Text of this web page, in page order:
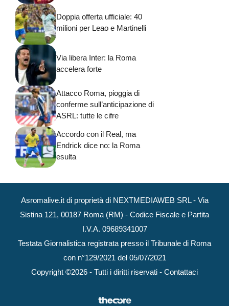
Doppia offerta ufficiale: 40
milioni per Leao e Martinelli
Via libera Inter: la Roma
accelera forte
Attacco Roma, pioggia di
conferme sull’anticipazione di
ASRL: tutte le cifre
Accordo con il Real, ma
Endrick dice no: la Roma
esulta
Asromalive.it di proprietà di NEXTMEDIAWEB SRL - Via
Sistina 121, 00187 Roma (RM) - Codice Fiscale e Partita
I.V.A. 09689341007
Testata Giornalistica registrata presso il Tribunale di Roma
con n°129/2021 del 05/07/2021
Copyright ©2026 - Tutti i diritti riservati - Contattaci